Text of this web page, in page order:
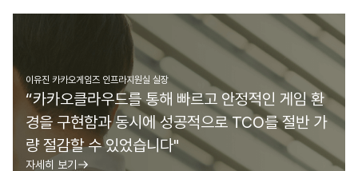
이유진 카카오게임즈 인프라지원실 실장
“카카오클라우드를 통해 빠르고 안정적인 게임 환
경을 구현함과 동시에 성공적으로 TCO를 절반 가
량 절감할 수 있었습니다"
자세히 보기